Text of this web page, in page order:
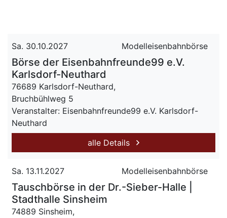
Sa. 30.10.2027 Modelleisenbahnbörse
Börse der Eisenbahnfreunde99 e.V.
Karlsdorf-Neuthard
76689 Karlsdorf-Neuthard,
Bruchbühlweg 5
Veranstalter: Eisenbahnfreunde99 e.V. Karlsdorf-
Neuthard
alle Details
Sa. 13.11.2027 Modelleisenbahnbörse
Tauschbörse in der Dr.-Sieber-Halle |
Stadthalle Sinsheim
74889 Sinsheim,